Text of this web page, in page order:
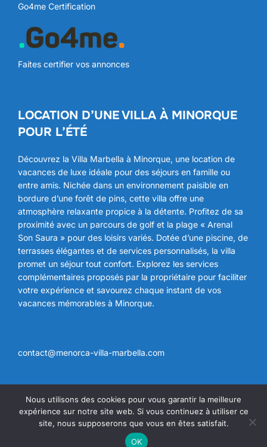
Go4me Certification
Faites certifier vos annonces
LOCATION D’UNE VILLA À MINORQUE
POUR L’ÉTÉ
Découvrez la Villa Marbella à Minorque, une location de
vacances de luxe idéale pour des séjours en famille ou
entre amis. Nichée dans un environnement paisible en
bordure d’une forêt de pins, cette villa offre une
atmosphère relaxante propice à la détente. Profitez de sa
proximité avec un parcours de golf et la plage « Arenal
Son Saura » pour des loisirs variés. Dotée d’une piscine, de
terrasses élégantes et de services personnalisés, la villa
promet un séjour tout confort. Explorez les services
complémentaires proposés par la propriétaire pour faciliter
votre expérience et savourez chaque instant de vos
vacances mémorables à Minorque.
contact@menorca-villa-marbella.com
Copyright © 2026 Menorca Villa Marbella
Inspiro Themepar
Nous utilisons des cookies pour vous garantir la meilleure
expérience sur notre site web. Si vous continuez à utiliser ce
site, nous supposerons que vous en êtes satisfait.
OK